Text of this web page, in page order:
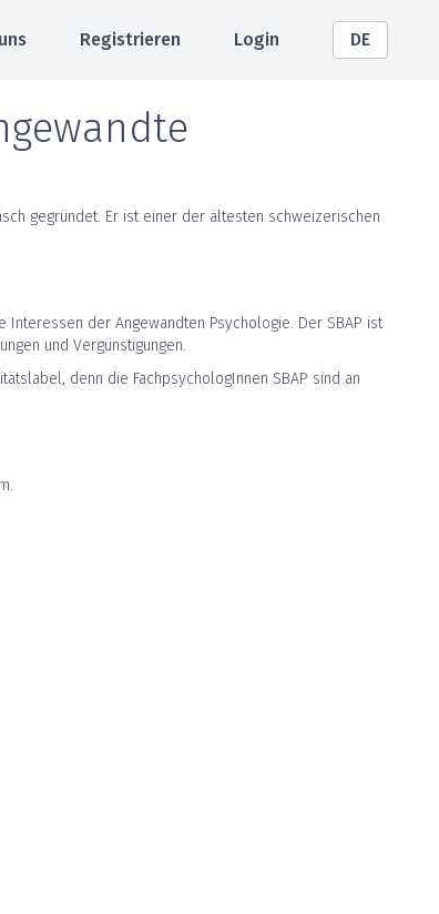
Registrieren Login DE
gegründet. Er ist einer der ältesten schweizerischen
der Angewandten Psychologie. Der SBAP ist
und Vergünstigungen.
denn die FachpsychologInnen SBAP sind an